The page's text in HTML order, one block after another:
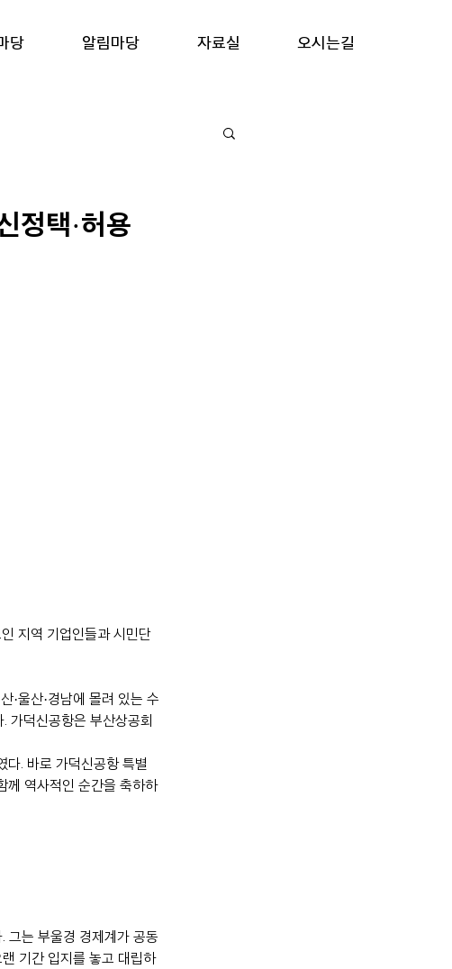
당 알림마당 자료실 오시는길
정택·허용
지역 기업인들과 시민단
·울산·경남에 몰려 있는 수
가덕신공항은 부산상공회
. 바로 가덕신공항 특별
께 역사적인 순간을 축하하
그는 부울경 경제계가 공동
기간 입지를 놓고 대립하